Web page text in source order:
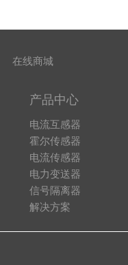
在线商城
产品中心
电流互感器
霍尔传感器
电流传感器
电力变送器
信号隔离器
解决方案